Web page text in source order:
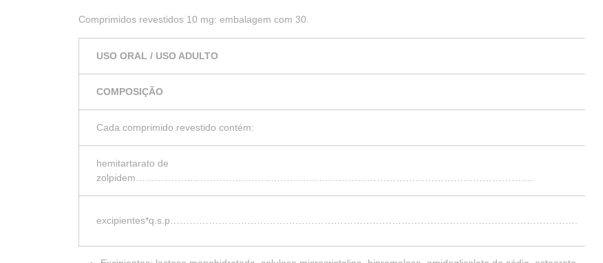
Comprimidos revestidos 10 mg: embalagem com 30.
USO ORAL / USO ADULTO
COMPOSIÇÃO
Cada comprimido revestido contém:
hemitartarato de
zolpidem…………………………………………………………………………………………………………….
excipientes*q.s.p……………………………………………………………………………………………………………….